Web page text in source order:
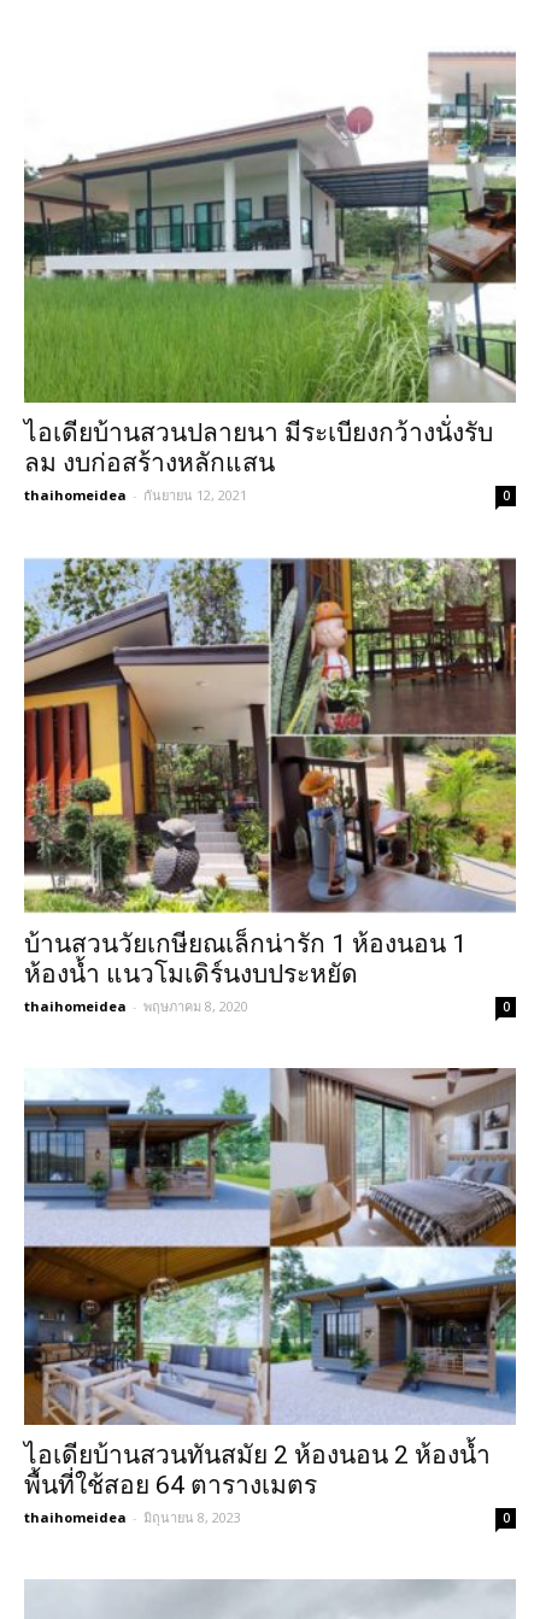
ไอเดียบ้านสวนปลายนา มีระเบียงกว้างนั่งรับ
ลม งบก่อสร้างหลักแสน
thaihomeidea - กันยายน 12, 2021 0
บ้านสวนวัยเกษียณเล็กน่ารัก 1 ห้องนอน 1
ห้องน้ำ แนวโมเดิร์นงบประหยัด
thaihomeidea - พฤษภาคม 8, 2020 0
ไอเดียบ้านสวนทันสมัย 2 ห้องนอน 2 ห้องน้ำ
พื้นที่ใช้สอย 64 ตารางเมตร
thaihomeidea - มิถุนายน 8, 2023 0